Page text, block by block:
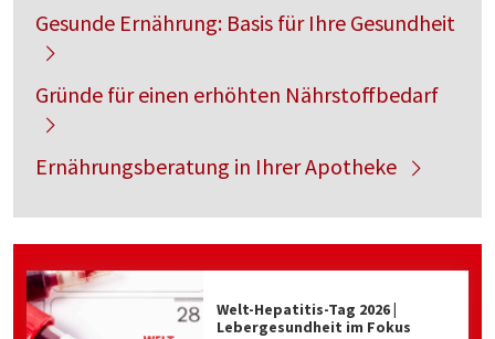
Gesunde Ernährung: Basis für Ihre Gesundheit
Gründe für einen erhöhten Nährstoffbedarf
Ernährungsberatung in Ihrer Apotheke
Welt-Hepatitis-Tag 2026 |
Lebergesundheit im Fokus